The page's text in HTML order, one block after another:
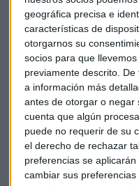
geográfica precisa e
características de
otorgarnos su
socios para que
previamente descrito.
a información más
antes de otorgar o negar
cuenta que algún
puede no requerir de su
el derecho de rechazar
preferencias se
cambiar sus
86% de capital de
Buenos
internacional
Españacontinúa siendo el
ganancias del grupo, con
No obstante, también es
beneficio de los negocios
Unidos, así como la